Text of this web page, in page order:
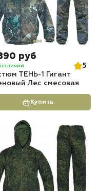
руб
5
ТЕНЬ-1 Гигант
Лес смесовая
Купить